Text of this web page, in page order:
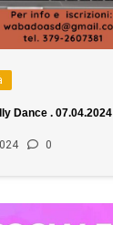
Dance . 07.04.2024
0